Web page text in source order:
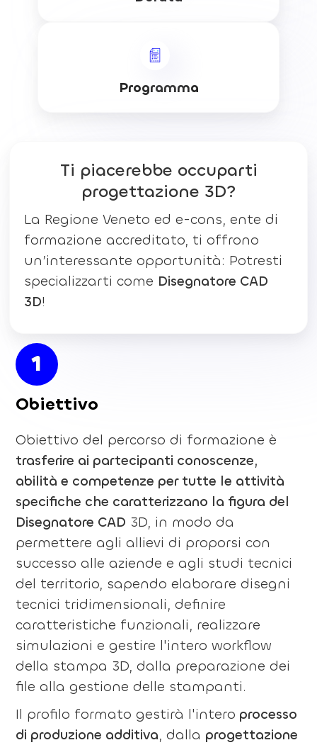
Programma
Ti piacerebbe occuparti
progettazione 3D?
La Regione Veneto ed e-cons, ente di
formazione accreditato, ti offrono
un’interessante opportunità: Potresti
specializzarti come Disegnatore CAD
3D!
1
Obiettivo
Obiettivo del percorso di formazione è
trasferire ai partecipanti conoscenze,
abilità e competenze per tutte le attività
specifiche che caratterizzano la figura del
Disegnatore CAD 3D, in modo da
permettere agli allievi di proporsi con
successo alle aziende e agli studi tecnici
del territorio, sapendo elaborare disegni
tecnici tridimensionali, definire
caratteristiche funzionali, realizzare
simulazioni e gestire l'intero workflow
della stampa 3D, dalla preparazione dei
file alla gestione delle stampanti.
Il profilo formato gestirà l'intero processo
di produzione additiva, dalla progettazione